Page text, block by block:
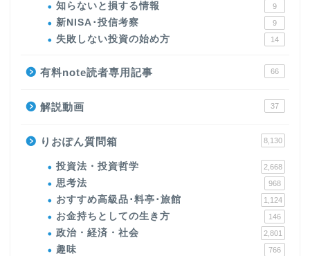
知らないと損する情報 9
新NISA･投信考察 9
失敗しない投資の始め方 14
有料note読者専用記事 66
解説動画 37
りおぽん質問箱 8,130
投資法・投資哲学 2,668
思考法 968
おすすめ高級品･料亭･旅館 1,124
お金持ちとしての生き方 146
政治・経済・社会 2,801
趣味 766